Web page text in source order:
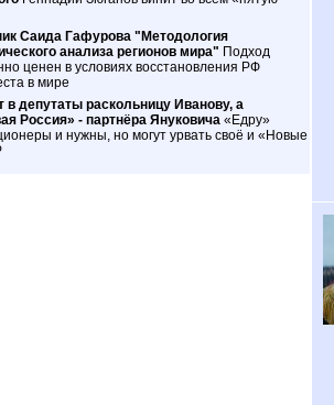
Саида Гафурова "Методология
анализа регионов мира" Подход
ценен в условиях восстановления РФ
в мире
в депутаты раскольницу Иванову, а
Россия» - партнёра Януковича «Едру»
и нужны, но могут урвать своё и «Новые